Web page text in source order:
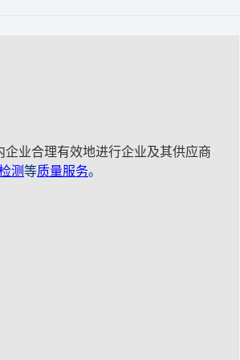
企业合理有效地进行企业及其供应商
测等质量服务。